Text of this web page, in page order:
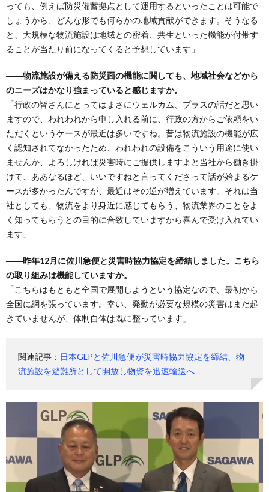
っても、例えば防災備蓄拠点として運用するといったことは可能で
しょうから、どんな形でも何らかの地域貢献ができます。そうなる
と、大規模な物流施設は地域との密着、共生といった機能が付帯す
ることが当たり前になってくると予想しています」
――物流施設が備える防災面の機能に関しても、地域社会などから
のニーズはかなり強まっていると感じますか。
「行政の皆さんにとってはまさにウェルカム、プラスの話だと思い
ますので、われわれから申し入れる前に、行政の方からご依頼をい
ただくというケースが最近は多いですね。昔は物流施設の機能が広
く認知されてなかったため、われわれの設備をこういう用途に使い
ませんか、よろしければ災害時にご提供しますよと当社から働き掛
けて、ああなるほど、いいですねと言ってくださって話が始まるケ
ースが多かったんですが、最近はその逆が増えています。それは当
社としても、物流をより身近に感じてもらう、物流業界のことをよ
く知ってもらうとの目的に合致していますから喜んで受け入れてい
ます」
――昨年12月に佐川急便と災害時協力協定を締結しました。こちら
の取り組みは機能していますか。
「こちらはもともと全国で展開しようという協定なので、最初から
全国に網を張っています。幸い、発動が必要な規模の災害はまだ起
きていませんが、体制自体は既に整っています」
関連記事： 日本GLPと佐川急便が災害時協力協定を締結、物
流施設を避難所として開放し物資を迅速輸送へ